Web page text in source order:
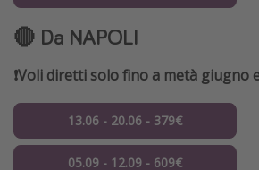
🔴 Da NAPOLI
❗️Voli diretti solo fino a metà giugno
13.06 - 20.06 - 379€
05.09 - 12.09 - 609€